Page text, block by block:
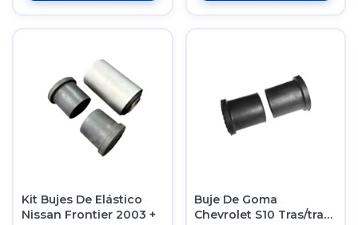
Kit Bujes De Elástico
Nissan Frontier 2003 +
Buje De Goma
Chevrolet S10 Tras/tras